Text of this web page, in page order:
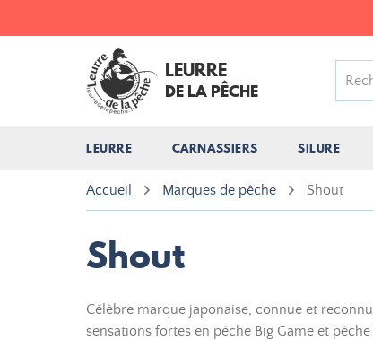
LEURRE
DE LA PÊCHE
LEURRE CARNASSIERS SILURE
Accueil Marques de pêche Shout
Shout
Célèbre marque japonaise, connue et
sensations fortes en pêche Big Game et